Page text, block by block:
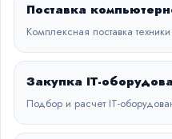
Поставка
Комплексная поставка
Закупка IT-
Подбор и расчет IT-